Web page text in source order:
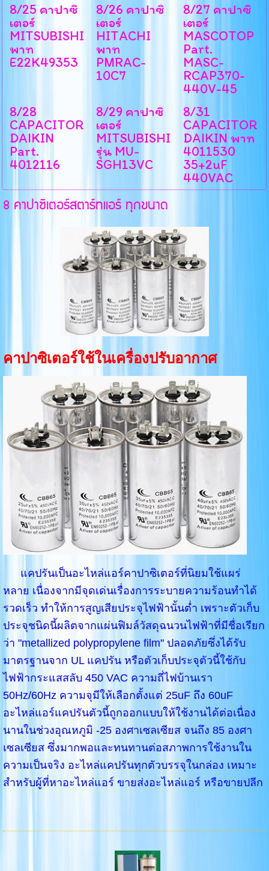
8/25 คาปาซิ
เตอร์
MITSUBISHI
พาท
E22K49353
8/26 คาปาซิ
เตอร์
HITACHI
พาท
PMRAC-
10C7
8/27 คาปาซิ
เตอร์
MASCOTOP
Part.
MASC-
RCAP370-
440V-45
8/28
CAPACITOR
DAIKIN
Part.
4012116
8/29 คาปาซิ
เตอร์
MITSUBISHI
รุ่น MU-
SGH13VC
8/31
CAPACITOR
DAIKIN พาท
4011530
35+2uF
440VAC
8 คาปาซิเตอร์สตาร์ทแอร์ ทุกขนาด
คาปาซิเตอร์ใช้ในเครื่องปรับอากาศ
แคปรันเป็นอะไหล่แอร์คาปาซิเตอร์ที่นิยมใช้แผร่
หลาย เนื่องจากมีจุดเด่นเรื่องการระบายความร้อนทำได้
รวดเร็ว ทำให้การสูญเสียประจุไฟฟ้านั้นต่ำ เพราะตัวเก็บ
ประจุชนิดนี้ผลิตจากแผ่นฟิมล์วัสดุฉนวนไฟฟ้าที่มีชื่อเรียก
ว่า "metallized polypropylene film" ปลอดภัยซึ่งได้รับ
มาตรฐานจาก UL แคปรัน หรือตัวเก็บประจุตัวนี้ใช้กับ
ไฟฟ้ากระแสสลับ 450 VAC ความถี่ไฟบ้านเรา
50Hz/60Hz ความจุมีให้เลือกตั้งแต่ 25uF ถึง 60uF
อะไหล่แอร์แคปรันตัวนี้ถูกออกแบบให้ใช้งานได้ต่อเนื่อง
นานในช่วงอุณหภูมิ -25 องศาเซลเซียส จนถึง 85 องศา
เซลเซียส ซึ่งมากพอและทนทานต่อสภาพการใช้งานใน
ความเป็นจริง อะไหล่แคปรันทุกตัวบรรจุในกล่อง เหมาะ
สำหรับผู้ที่หาอะไหล่แอร์ ขายส่งอะไหล่แอร์ หรือขายปลีก